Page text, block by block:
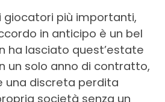
più importanti,
in anticipo è un bel
ha lasciato quest’estate
un solo anno di contratto,
una discreta perdita
società senza un